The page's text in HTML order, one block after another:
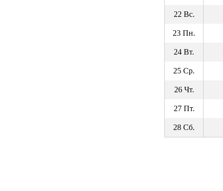
22 Вс.
23 Пн.
24 Вт.
25 Ср.
26 Чт.
27 Пт.
28 Сб.